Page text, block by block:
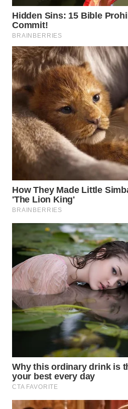
MALUT
WN
WN
DANAU
TOBA
WN
NIAS
WN
LANGKAT
WN
TAPANULI
SELATAN
WN
TANJUNG
LESUNG
WN
KARO
WN
WN
LABUHANBATU
WN